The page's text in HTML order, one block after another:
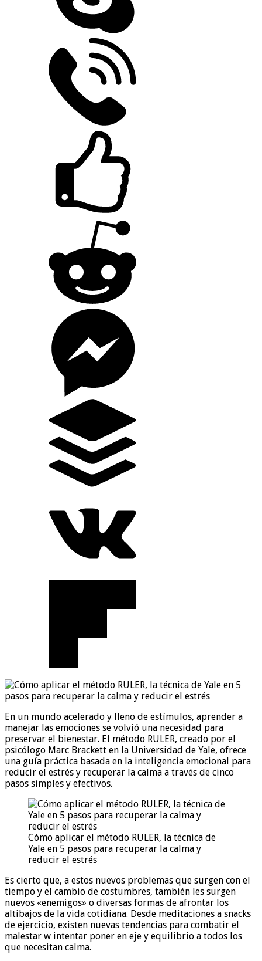
En un mundo acelerado y lleno de estímulos, aprender a
manejar las emociones se volvió una necesidad para
preservar el bienestar. El método RULER, creado por el
psicólogo Marc Brackett en la Universidad de Yale, ofrece
una guía práctica basada en la inteligencia emocional para
reducir el estrés y recuperar la calma a través de cinco
pasos simples y efectivos.
Cómo aplicar el método RULER, la técnica de
Yale en 5 pasos para recuperar la calma y
reducir el estrés
Es cierto que, a estos nuevos problemas que surgen con el
tiempo y el cambio de costumbres, también les surgen
nuevos «enemigos» o diversas formas de afrontar los
altibajos de la vida cotidiana. Desde meditaciones a snacks
de ejercicio, existen nuevas tendencias para combatir el
malestar w intentar poner en eje y equilibrio a todos los
que necesitan calma.